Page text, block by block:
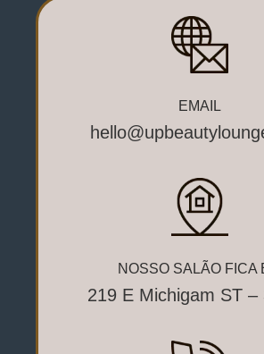
EMAIL
NOSSO SALÃO FICA
219 E Michigam ST –